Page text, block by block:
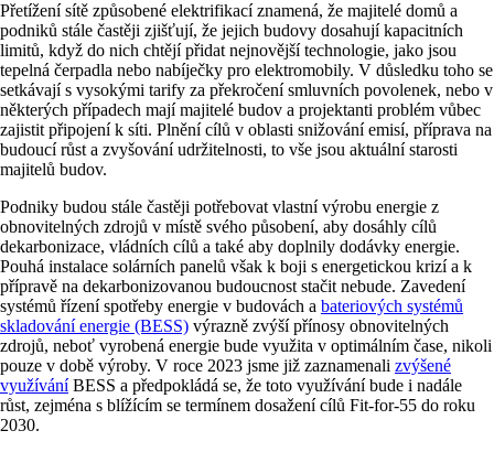
Přetížení sítě způsobené elektrifikací znamená, že majitelé domů a
podniků stále častěji zjišťují, že jejich budovy dosahují kapacitních
limitů, když do nich chtějí přidat nejnovější technologie, jako jsou
tepelná čerpadla nebo nabíječky pro elektromobily. V důsledku toho se
setkávají s vysokými tarify za překročení smluvních povolenek, nebo v
některých případech mají majitelé budov a projektanti problém vůbec
zajistit připojení k síti. Plnění cílů v oblasti snižování emisí, příprava na
budoucí růst a zvyšování udržitelnosti, to vše jsou aktuální starosti
majitelů budov.
Podniky budou stále častěji potřebovat vlastní výrobu energie z
obnovitelných zdrojů v místě svého působení, aby dosáhly cílů
dekarbonizace, vládních cílů a také aby doplnily dodávky energie.
Pouhá instalace solárních panelů však k boji s energetickou krizí a k
přípravě na dekarbonizovanou budoucnost stačit nebude. Zavedení
systémů řízení spotřeby energie v budovách a bateriových systémů
skladování energie (BESS) výrazně zvýší přínosy obnovitelných
zdrojů, neboť vyrobená energie bude využita v optimálním čase, nikoli
pouze v době výroby. V roce 2023 jsme již zaznamenali zvýšené
využíváníBESS a předpokládá se, že toto využívání bude i nadále
růst, zejména s blížícím se termínem dosažení cílů Fit-for-55 do roku
2030.